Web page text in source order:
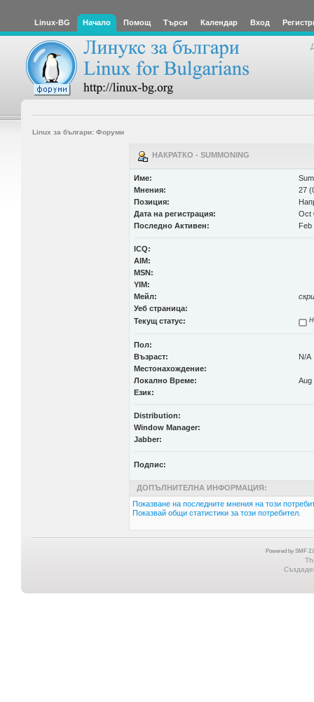
Linux-BG Начало Помощ Търси Календар Вход
Linux за българи: Форуми
НАКРАТКО - SUMMONING
Име:
Мнения:
27
Позиция:
Дата на регистрация:
Oct
Последно Активен:
Feb
ICQ:
AIM:
MSN:
YIM:
Мейл:
Уеб страница:
Текущ статус:
Пол:
Възраст:
N/A
Местонахождение:
Локално Време:
Aug
Език:
Distribution:
Window Manager:
Jabber:
Подпис:
ДОПЪЛНИТЕЛНА ИНФОРМАЦИЯ:
Показване на последните мнения на този
Показвай общи статистики за този потребител.
Powered by SMF